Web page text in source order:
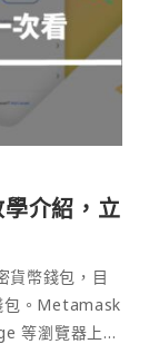
介紹，立
幣錢包，目
包。Metamask
等瀏覽器上作